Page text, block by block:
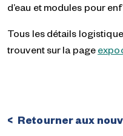
d’eau et modules pour
Tous les détails
trouvent sur la page
Retourner aux